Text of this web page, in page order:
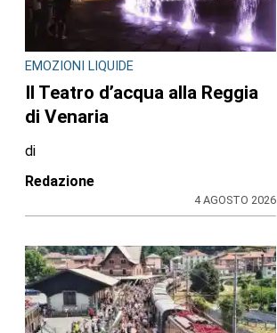
EMOZIONI LIQUIDE
Il Teatro d’acqua alla Reggia
di Venaria
di
Redazione
4 AGOSTO 2026